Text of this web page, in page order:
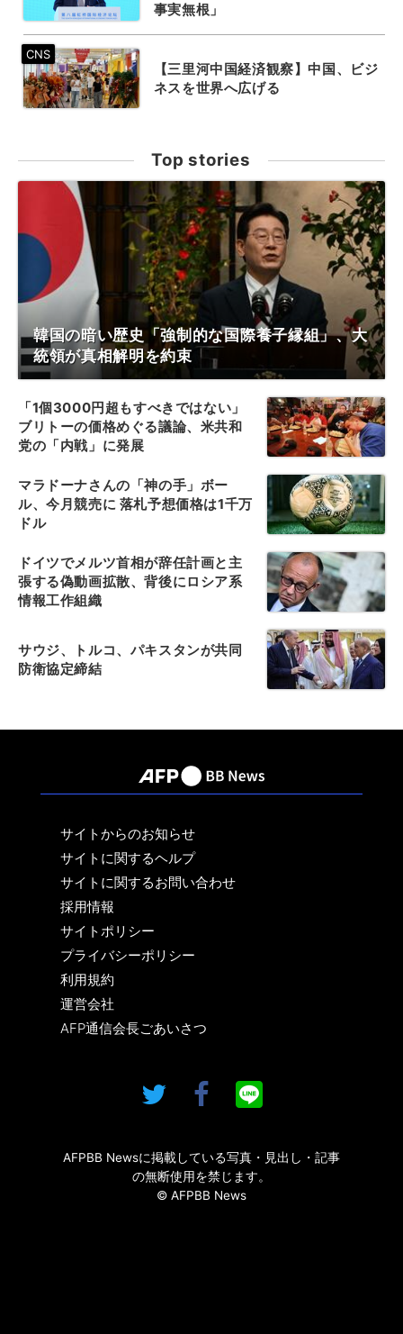
事実無根」
【三里河中国経済観察】中国、ビジ
ネスを世界へ広げる
Top stories
韓国の暗い歴史「強制的な国際養子縁組」、大
統領が真相解明を約束
「1個3000円超もすべきではない」
ブリトーの価格めぐる議論、米共和
党の「内戦」に発展
マラドーナさんの「神の手」ボー
ル、今月競売に 落札予想価格は1千万
ドル
ドイツでメルツ首相が辞任計画と主
張する偽動画拡散、背後にロシア系
情報工作組織
サウジ、トルコ、パキスタンが共同
防衛協定締結
サイトからのお知らせ
サイトに関するヘルプ
サイトに関するお問い合わせ
採用情報
サイトポリシー
プライバシーポリシー
利用規約
運営会社
AFP通信会長ごあいさつ
AFPBB Newsに掲載している写真・見出し・記事
の無断使用を禁じます。
© AFPBB News